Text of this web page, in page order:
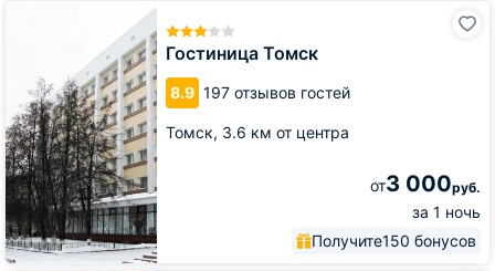
Гостиница Томск
8.9 197 отзывов гостей
Томск, 3.6 км от центра
от3 000руб.
за 1 ночь
Получите150 бонусов